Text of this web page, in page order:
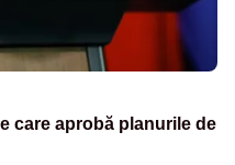
care aprobă planurile de